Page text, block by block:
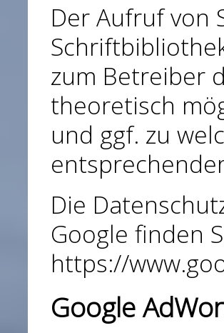
Der Aufruf von
zum Betreiber
theoretisch
und ggf. zu
Die
Google finden
https://
Google